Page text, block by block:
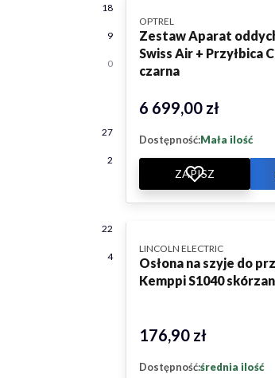
18
9
0
27
2
22
4
Zestaw Aparat
Swiss Air + Przyłbica
czarna
PRODUCENT
OPTREL
Cena
6 699,00 zł
Dostępność:Mała ilość
ZAPISZ
Osłona na szyje do
Kemppi S1040
PRODUCENT
LINCOLN ELECTRIC
Cena
176,90 zł
Dostępność:średnia ilość